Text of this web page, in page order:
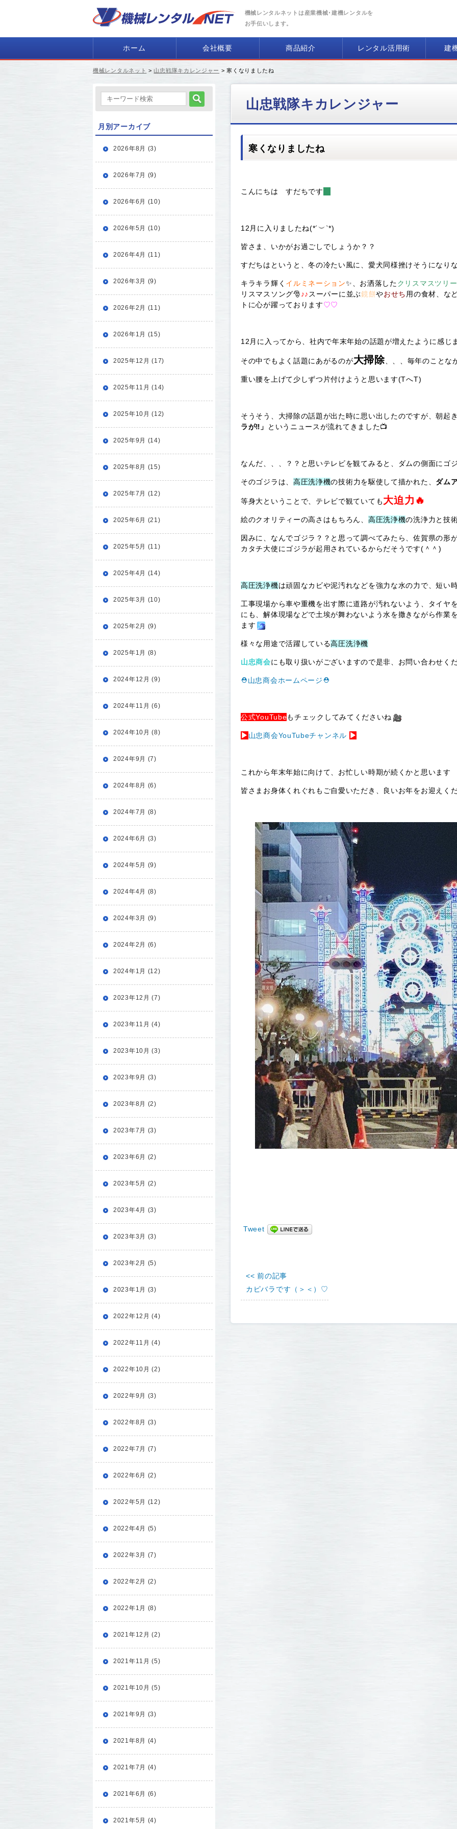
機械レンタルネットは産業機械･建機レンタルを
お手伝いします。
ホーム 会社概要 商品紹介 レンタル活用術 建
機械レンタルネット > 山忠戦隊キカレンジャー > 寒くなりましたね
山忠戦隊キカレンジャー
寒くなりましたね
こんにちは すだちです
12月に入りましたね(*´︶`*)
皆さま、いかがお過ごしでしょうか？？
すだちはというと、冬の冷たい風に、愛犬同様挫けそうになり
キラキラ輝く イルミネーション✨、お洒落したクリスマスツリー
リスマスソング🎅♪♪ スーパーに並ぶ鏡餅やおせち 用の食材、な
トに心が躍っております♡♡
12月に入ってから、社内で年末年始の話題が増えたように感じ
その中でもよく話題にあがるのが大掃除、、、毎年のことな
重い腰を上げて少しずつ片付けようと思います(TへT)
そうそう、大掃除の話題が出た時に思い出したのですが、朝起
ラが‼」
というニュースが流れてきました📺
なんだ、、、？？と思いテレビを観てみると、ダムの側面にゴ
そのゴジラは、 高圧洗浄機の技術力を駆使して描かれた、 ダム
等身大ということで、テレビで観ていても大迫力🔥
絵のクオリティーの高さはもちろん、 高圧洗浄機の洗浄力と技
因みに、なんでゴジラ？？と思って調べてみたら、佐賀県の形
カタチ大使にゴジラが起用されているからだそうです(＾＾)
高圧洗浄機は頑固なカビや泥汚れなどを強力な水の力で、短い
工事現場から車や重機を出す際に道路が汚れないよう、タイヤ
にも、解体現場などで土埃が舞わないよう水を撒きながら作業
ます
様々な用途で活躍している高圧洗浄機
山忠商会にも取り扱いがございますので是非、お問い合わせく
⛑️山忠商会ホームページ⛑️
公式YouTubeもチェックしてみてくださいね
▶ 山忠商会YouTubeチャンネル ▶
これから年末年始に向けて、お忙しい時期が続くかと思います
皆さまお身体くれぐれもご自愛いただき、良いお年をお迎えく
Tweet
<< 前の記事
カピバラです（＞＜）♡
月別アーカイブ
2026年8月 (3)
2026年7月 (9)
2026年6月 (10)
2026年5月 (10)
2026年4月 (11)
2026年3月 (9)
2026年2月 (11)
2026年1月 (15)
2025年12月 (17)
2025年11月 (14)
2025年10月 (12)
2025年9月 (14)
2025年8月 (15)
2025年7月 (12)
2025年6月 (21)
2025年5月 (11)
2025年4月 (14)
2025年3月 (10)
2025年2月 (9)
2025年1月 (8)
2024年12月 (9)
2024年11月 (6)
2024年10月 (8)
2024年9月 (7)
2024年8月 (6)
2024年7月 (8)
2024年6月 (3)
2024年5月 (9)
2024年4月 (8)
2024年3月 (9)
2024年2月 (6)
2024年1月 (12)
2023年12月 (7)
2023年11月 (4)
2023年10月 (3)
2023年9月 (3)
2023年8月 (2)
2023年7月 (3)
2023年6月 (2)
2023年5月 (2)
2023年4月 (3)
2023年3月 (3)
2023年2月 (5)
2023年1月 (3)
2022年12月 (4)
2022年11月 (4)
2022年10月 (2)
2022年9月 (3)
2022年8月 (3)
2022年7月 (7)
2022年6月 (2)
2022年5月 (12)
2022年4月 (5)
2022年3月 (7)
2022年2月 (2)
2022年1月 (8)
2021年12月 (2)
2021年11月 (5)
2021年10月 (5)
2021年9月 (3)
2021年8月 (4)
2021年7月 (4)
2021年6月 (6)
2021年5月 (4)